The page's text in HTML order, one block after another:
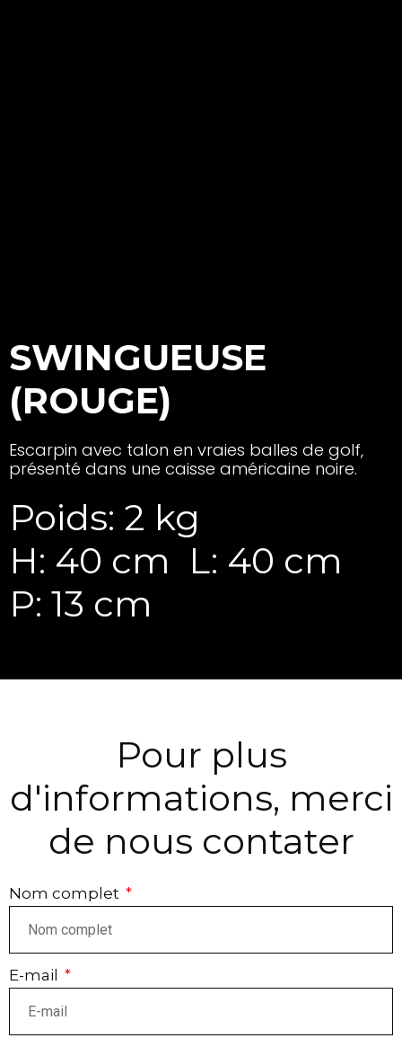
SWINGUEUSE
(ROUGE)
Escarpin avec talon en vraies balles de golf,
présenté dans une caisse américaine noire.
Poids: 2 kg
H: 40 cm L: 40 cm
P: 13 cm
Pour plus
d'informations, merci
de nous contater
Nom complet
E-mail